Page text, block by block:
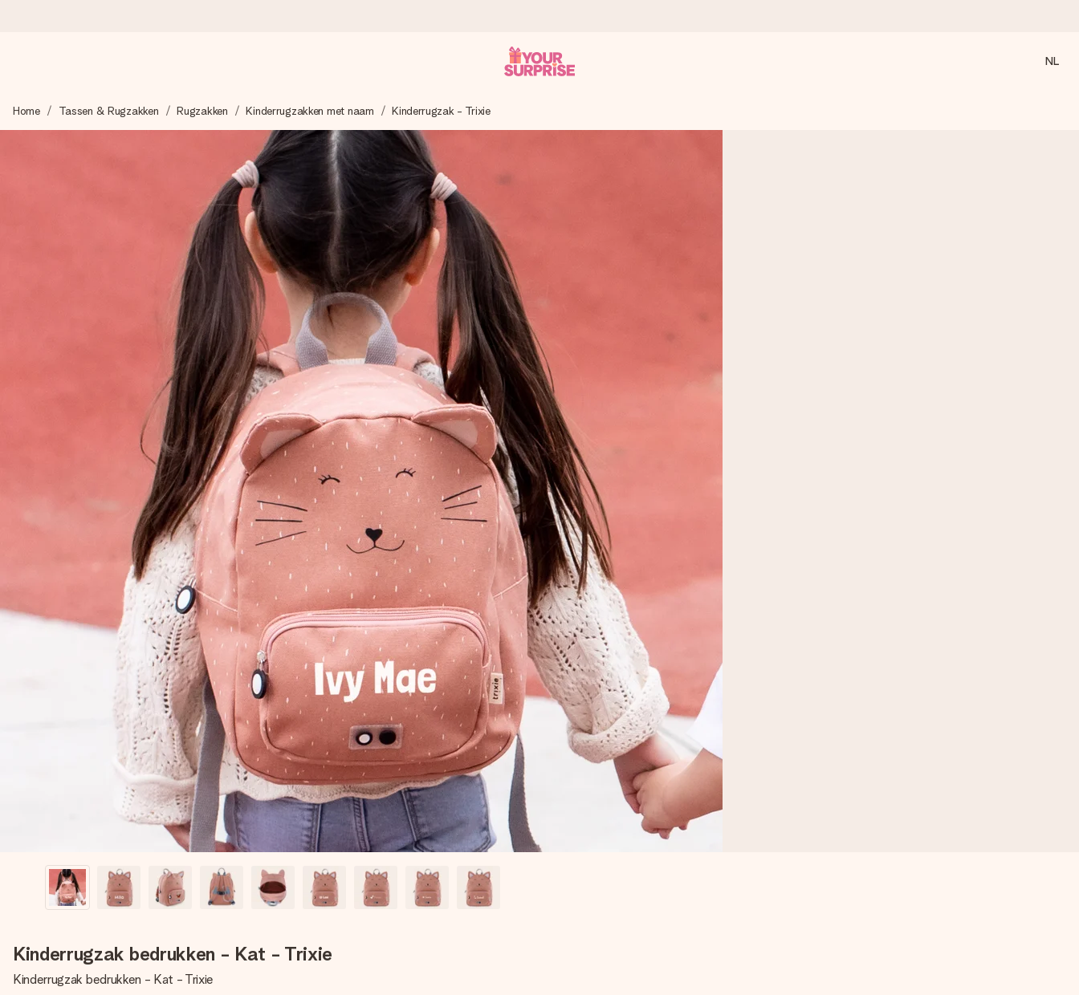
We maken jouw cadeau met zorg en zorgen dat het razendsnel onderweg is - zodat jij kunt geven op precies het juiste moment, wanneer het het meeste betekent.
4,8 (gebaseerd op +8.000 reviews)
Onze cadeaus worden gewaardeerd. Klanten beoordelen ons met een 4,7 op Google Reviews
Je maakt in een paar stappen iets unieks – met haar naam, jullie foto of een boodschap die raakt. Zonder gedoe, maar met alle aandacht voor het moment.
NL
Home Tassen & Rugzakken Rugzakken Kinderrugzakken met naam Kinderrugzak - Trixie
Kinderrugzak bedrukken - Kat - Trixie
Kinderrugzak bedrukken - Kat - Trixie